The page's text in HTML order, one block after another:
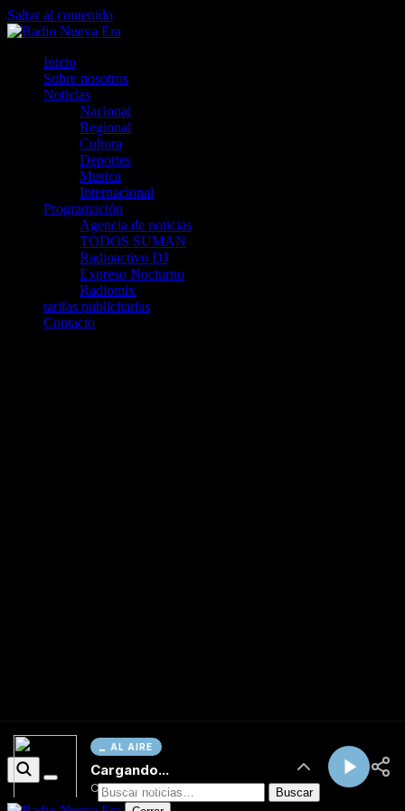
AL AIRE
Cargando...
Conectando...